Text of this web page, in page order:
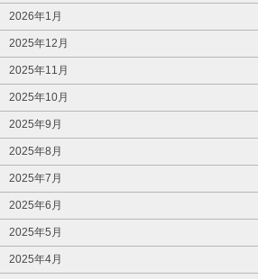
2026年1月
2025年12月
2025年11月
2025年10月
2025年9月
2025年8月
2025年7月
2025年6月
2025年5月
2025年4月